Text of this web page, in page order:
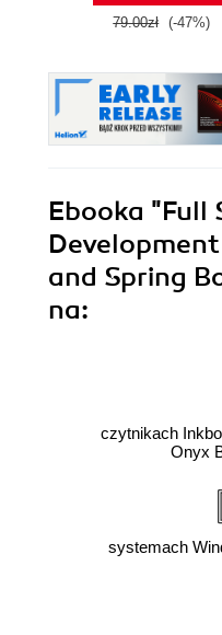
79.00zł (-47%)
Ebooka "Full
and Spring
na:
czytnikach
Onyx
systemach